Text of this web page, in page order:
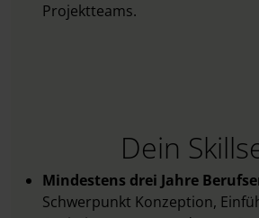
Projektteams.
Dein
Mindestens drei Jahre
Schwerpunkt Konzeption,